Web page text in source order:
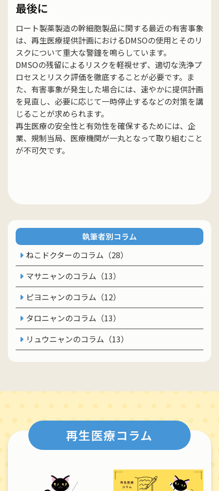
最後に
ロート製薬製造の幹細胞製品に関する最近の有害事象
は、再生医療提供計画におけるDMSOの使用とそのリ
スクについて重大な警鐘を鳴らしています。
DMSOの残留によるリスクを軽視せず、適切な洗浄プ
ロセスとリスク評価を徹底することが必要です。ま
た、有害事象が発生した場合には、速やかに提供計画
を見直し、必要に応じて一時停止するなどの対策を講
じることが求められます。
再生医療の安全性と有効性を確保するためには、企
業、規制当局、医療機関が一丸となって取り組むこと
が不可欠です。
執筆者別コラム
ねこドクターのコラム（28）
マサニャンのコラム（13）
ピヨニャンのコラム（12）
タロニャンのコラム（13）
リュウニャンのコラム（13）
再生医療コラム